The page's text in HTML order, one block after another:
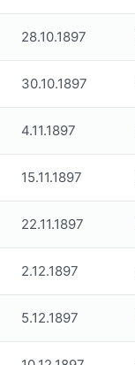
28.10.1897
30.10.1897
4.11.1897
15.11.1897
22.11.1897
2.12.1897
5.12.1897